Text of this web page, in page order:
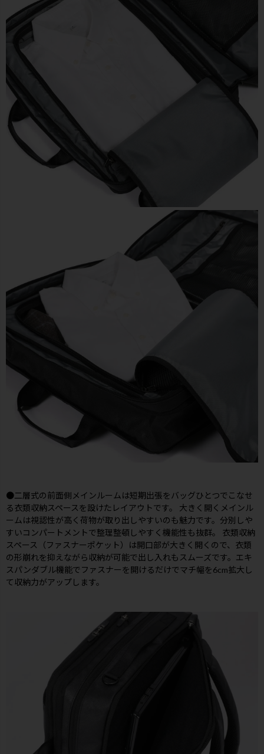
●二層式の前面側メインルームは短期出張をバッグひとつでこなせ
る衣類収納スペースを設けたレイアウトです。 大きく開くメインル
ームは視認性が高く荷物が取り出しやすいのも魅力です。分別しや
すいコンパートメントで整理整頓しやすく機能性も抜群。 衣類収納
スペース（ファスナーポケット）は開口部が大きく開くので、衣類
の形崩れを抑えながら収納が可能で出し入れもスムーズです。エキ
スパンダブル機能でファスナーを開けるだけでマチ幅を6cm拡大し
て収納力がアップします。